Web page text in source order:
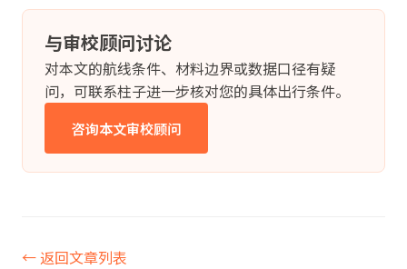
与审校顾问讨论
对本文的航线条件、材料边界或数据口径有疑
问，可联系柱子进一步核对您的具体出行条件。
咨询本文审校顾问
← 返回文章列表